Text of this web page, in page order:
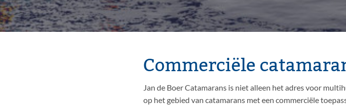
Commerciële
Jan de Boer Catamarans is niet alleen het adres voor
op het gebied van catamarans met een commerciële